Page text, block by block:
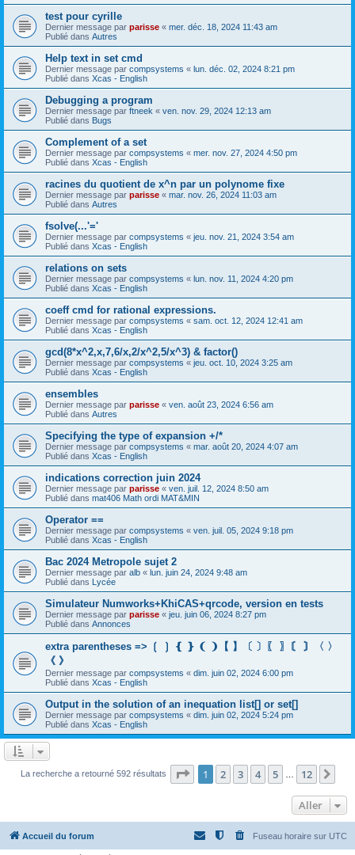
test pour cyrille
Dernier message par parisse « mer. déc. 18, 2024 11:43 am
Publié dans Autres
Help text in set cmd
Dernier message par compsystems « lun. déc. 02, 2024 8:21 pm
Publié dans Xcas - English
Debugging a program
Dernier message par ftneek « ven. nov. 29, 2024 12:13 am
Publié dans Bugs
Complement of a set
Dernier message par compsystems « mer. nov. 27, 2024 4:50 pm
Publié dans Xcas - English
racines du quotient de x^n par un polynome fixe
Dernier message par parisse « mar. nov. 26, 2024 11:03 am
Publié dans Autres
fsolve(...'='
Dernier message par compsystems « jeu. nov. 21, 2024 3:54 am
Publié dans Xcas - English
relations on sets
Dernier message par compsystems « lun. nov. 11, 2024 4:20 pm
Publié dans Xcas - English
coeff cmd for rational expressions.
Dernier message par compsystems « sam. oct. 12, 2024 12:41 am
Publié dans Xcas - English
gcd(8*x^2,x,7,6/x,2/x^2,5/x^3) & factor()
Dernier message par compsystems « jeu. oct. 10, 2024 3:25 am
Publié dans Xcas - English
ensembles
Dernier message par parisse « ven. août 23, 2024 6:56 am
Publié dans Autres
Specifying the type of expansion +/*
Dernier message par compsystems « mar. août 20, 2024 4:07 am
Publié dans Xcas - English
indications correction juin 2024
Dernier message par parisse « ven. juil. 12, 2024 8:50 am
Publié dans mat406 Math ordi MAT&MIN
Operator ==
Dernier message par compsystems « ven. juil. 05, 2024 9:18 pm
Publié dans Xcas - English
Bac 2024 Metropole sujet 2
Dernier message par alb « lun. juin 24, 2024 9:48 am
Publié dans Lycée
Simulateur Numworks+KhiCAS+qrcode, version en tests
Dernier message par parisse « jeu. juin 06, 2024 8:27 pm
Publié dans Annonces
extra parentheses => ❲ ❳ ❴ ❵ ❨ ❩【 】〔 〕〖 〗〘 〙〈 〉
《 》
Dernier message par compsystems « dim. juin 02, 2024 6:00 pm
Publié dans Xcas - English
Output in the solution of an inequation list[] or set[]
Dernier message par compsystems « dim. juin 02, 2024 5:24 pm
Publié dans Xcas - English
La recherche a retourné 592 résultats Page 1sur12
1 2 3 4 5 12
Aller
Accueil du forum Fuseau horaire sur UTC